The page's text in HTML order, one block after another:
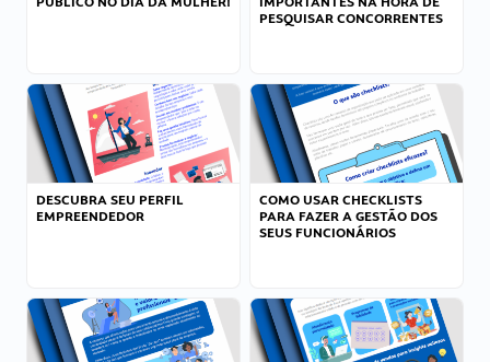
PESQUISAR CONCORRENTES
DESCUBRA SEU PERFIL
EMPREENDEDOR
COMO USAR CHECKLISTS
PARA FAZER A GESTÃO DOS
SEUS FUNCIONÁRIOS